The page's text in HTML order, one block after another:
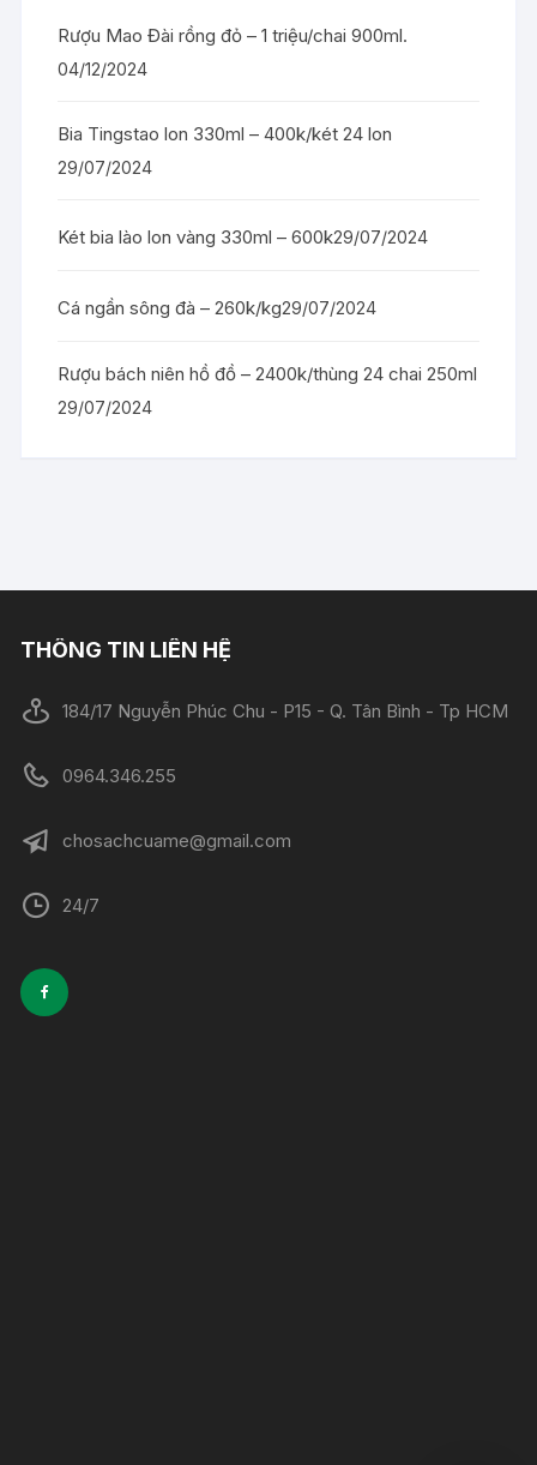
Rượu Mao Đài rồng đỏ – 1 triệu/chai 900ml.
04/12/2024
Bia Tingstao lon 330ml – 400k/két 24 lon
29/07/2024
Két bia lào lon vàng 330ml – 600k29/07/2024
Cá ngần sông đà – 260k/kg29/07/2024
Rượu bách niên hồ đồ – 2400k/thùng 24 chai 250ml
29/07/2024
THÔNG TIN LIÊN HỆ
184/17 Nguyễn Phúc Chu - P15 - Q. Tân Bình - Tp HCM
0964.346.255
chosachcuame@gmail.com
24/7